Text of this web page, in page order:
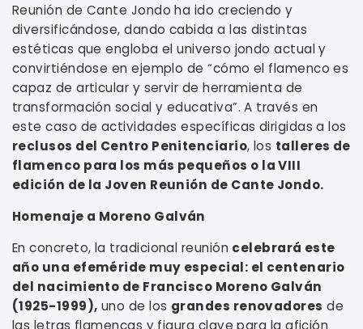
Reunión de Cante Jondo ha ido creciendo y
diversificándose, dando cabida a las distintas
estéticas que engloba el universo jondo actual y
convirtiéndose en ejemplo de “cómo el flamenco es
capaz de articular y servir de herramienta de
transformación social y educativa”. A través en
este caso de actividades específicas dirigidas a los
reclusos del Centro Penitenciario, los talleres de
flamenco para los más pequeños o la VIII
edición de la Joven Reunión de Cante Jondo.
Homenaje a Moreno Galván
En concreto, la tradicional reunión celebrará este
año una efeméride muy especial: el centenario
del nacimiento de Francisco Moreno Galván
(1925-1999), uno de los grandes renovadores de